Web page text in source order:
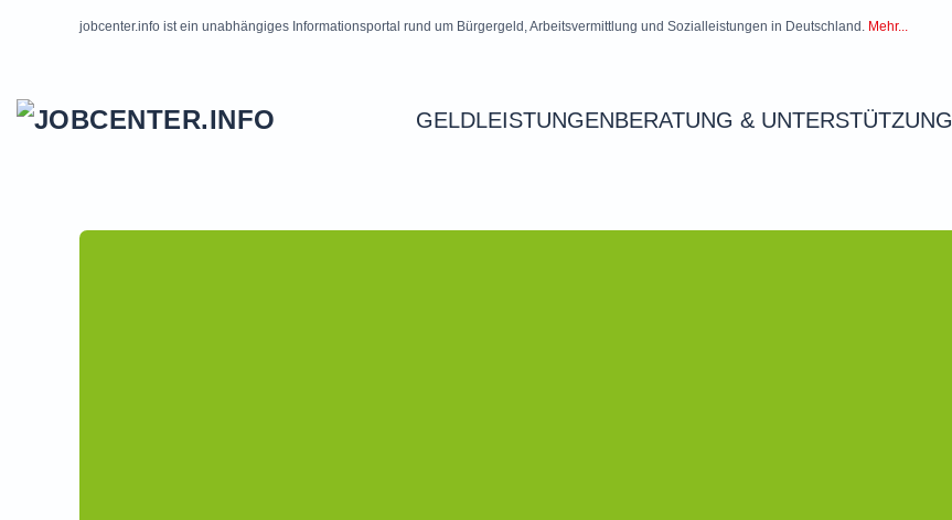
jobcenter.info ist ein unabhängiges Informationsportal rund um Bürgergeld, Arbeitsvermittlung und Sozialleistungen in Deutschland. Mehr...
GELDLEISTUNGENBERATUNG & UNTERSTÜTZUNG